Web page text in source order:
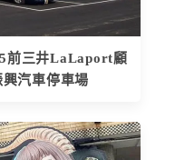
前三井LaLaport顧
汽車停車場